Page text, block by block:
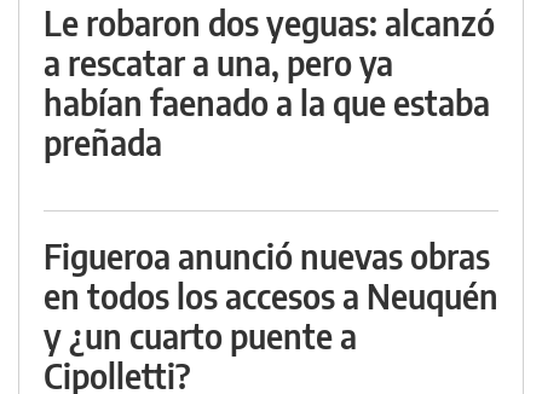
Le robaron dos yeguas: alcanzó
a rescatar a una, pero ya
habían faenado a la que estaba
preñada
Figueroa anunció nuevas obras
en todos los accesos a Neuquén
y ¿un cuarto puente a
Cipolletti?